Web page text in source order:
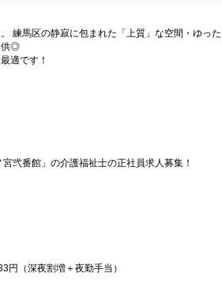
練馬区の静寂に包まれた「上質」な空間・ゆっ
供◎
適です！
弐番館」の介護福祉士の正社員求人募集！
（深夜割増＋夜勤手当）